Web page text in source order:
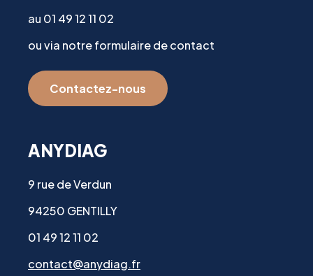
au 01 49 12 11 02
ou via notre formulaire de contact
Contactez-nous
ANYDIAG
9 rue de Verdun
94250 GENTILLY
01 49 12 11 02
contact@anydiag.fr